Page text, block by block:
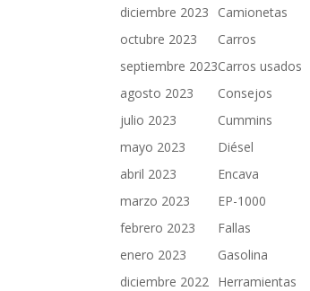
diciembre 2023
octubre 2023
septiembre 2023
agosto 2023
julio 2023
mayo 2023
abril 2023
marzo 2023
febrero 2023
enero 2023
diciembre 2022
Camionetas
Carros
Carros usados
Consejos
Cummins
Diésel
Encava
EP-1000
Fallas
Gasolina
Herramientas